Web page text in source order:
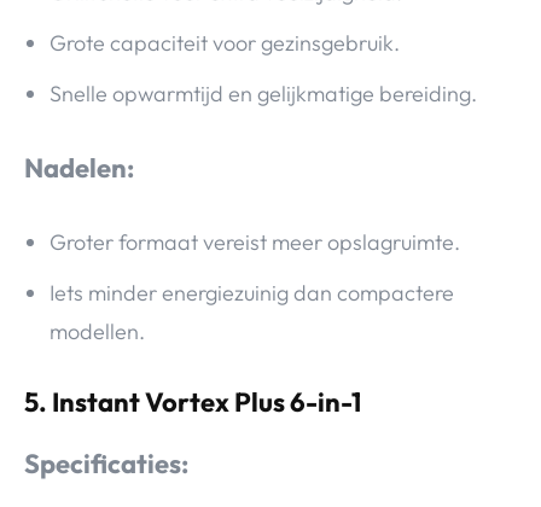
Grote capaciteit voor gezinsgebruik.
Snelle opwarmtijd en gelijkmatige bereiding.
Nadelen:
Groter formaat vereist meer opslagruimte.
Iets minder energiezuinig dan compactere
modellen.
5. Instant Vortex Plus 6-in-1
Specificaties: